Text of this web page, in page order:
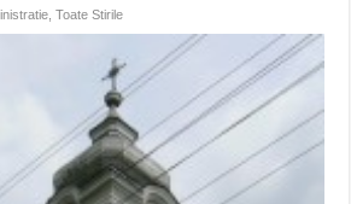
,Toate Stirile